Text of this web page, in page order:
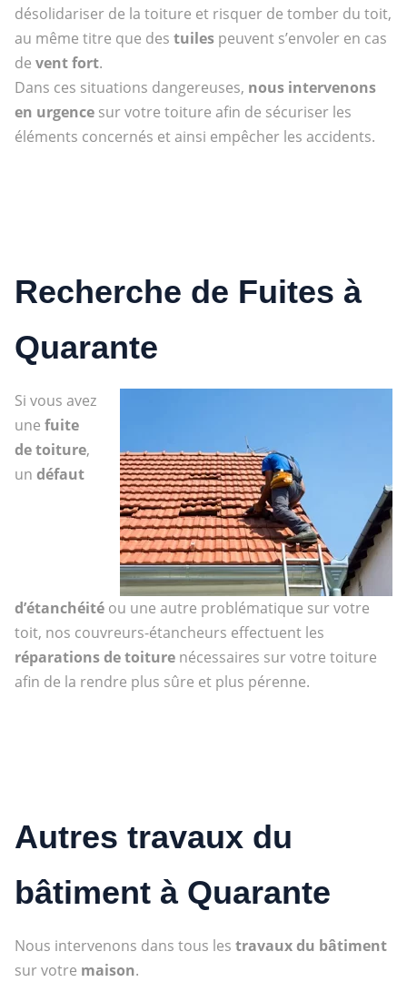
désolidariser de la toiture et risquer de tomber du toit,
au même titre que des tuilespeuvent s’envoler en cas
de vent fort.
Dans ces situations dangereuses, nous intervenons
en urgencesur votre toiture afin de sécuriser les
éléments concernés et ainsi empêcher les accidents.
Recherche de Fuites à
Quarante
Si vous avez
une fuite
de toiture,
un défaut
d’étanchéitéou une autre problématique sur votre
toit, nos couvreurs-étancheurs effectuent les
réparations de toiturenécessaires sur votre toiture
afin de la rendre plus sûre et plus pérenne.
Autres travaux du
bâtiment à Quarante
Nous intervenons dans tous les travaux du bâtiment
sur votre maison.